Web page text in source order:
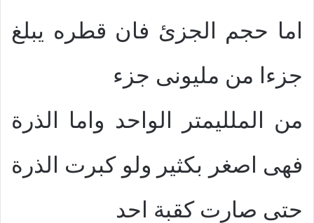
اما حجم الجزئ فان قطره يبلغ
جزءا من مليونى جزء
من الملليمتر الواحد واما الذرة
فهى اصغر بكثير ولو كبرت الذرة
حتى صارت كقبة احد